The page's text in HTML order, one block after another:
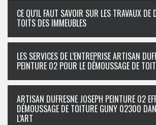
CE QU'IL FAUT SAVOIR SUR LES TRAVAUX DE
TOITS DES IMMEUBLES
LES SERVICES DE L’ENTREPRISE ARTISAN
PEINTURE 02 POUR LE DÉMOUSSAGE DE
ARTISAN DUFRESNE JOSEPH PEINTURE 02
DÉMOUSSAGE DE TOITURE GUNY 02300
L’ART